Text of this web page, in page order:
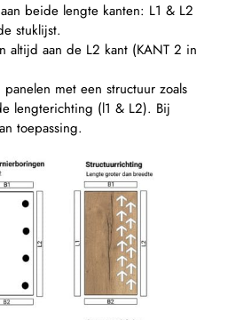
beide lengte kanten: L1 & L2
stuklijst.
altijd aan de L2 kant (KANT 2 in
met een structuur zoals
lengterichting (l1 & L2). Bij
toepassing.